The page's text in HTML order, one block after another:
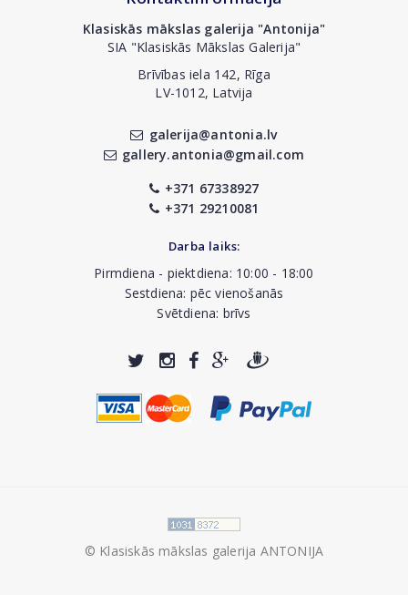
Klasiskās mākslas galerija "Antonija"
SIA "Klasiskās Mākslas Galerija"
Brīvības iela 142, Rīga
LV-1012, Latvija
galerija@antonia.lv
gallery.antonia@gmail.com
+371 67338927
+371 29210081
Darba laiks:
Pirmdiena - piektdiena: 10:00 - 18:00
Sestdiena: pēc vienošanās
Svētdiena: brīvs
© Klasiskās mākslas galerija ANTONIJA